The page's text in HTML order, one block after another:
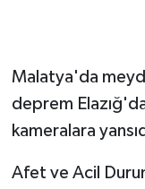
Malatya'da
deprem
kameralara
Afet ve Acil
Flaş Haber
Gayrimenkul